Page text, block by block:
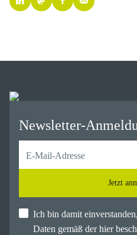
Newsletter-
Jetzt
Ich bin damit
Daten gemäß der hier